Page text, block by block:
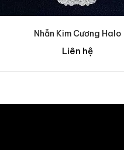
Nhẫn Kim Cương Halo
Liên hệ